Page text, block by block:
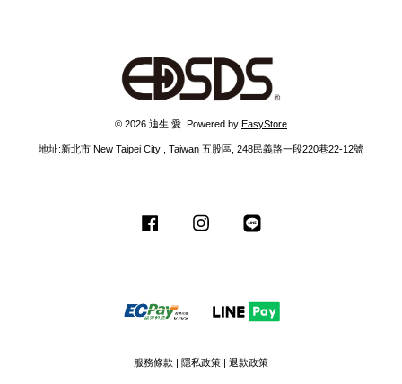
© 2026 迪生 愛. Powered by EasyStore
地址:新北市 New Taipei City , Taiwan 五股區, 248民義路一段220巷22-12號
Facebook Instagram
服務條款 | 隱私政策 | 退款政策